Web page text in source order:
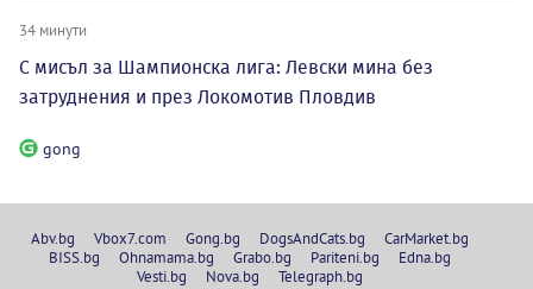
34 минути
С мисъл за Шампионска лига: Левски мина без
затруднения и през Локомотив Пловдив
gong
Abv.bg Vbox7.com Gong.bg DogsAndCats.bg
CarMarket.bg
BISS.bg
Ohnamama.bg Grabo.bg Pariteni.bg
Edna.bg
Vesti.bg
Nova.bg Telegraph.bg